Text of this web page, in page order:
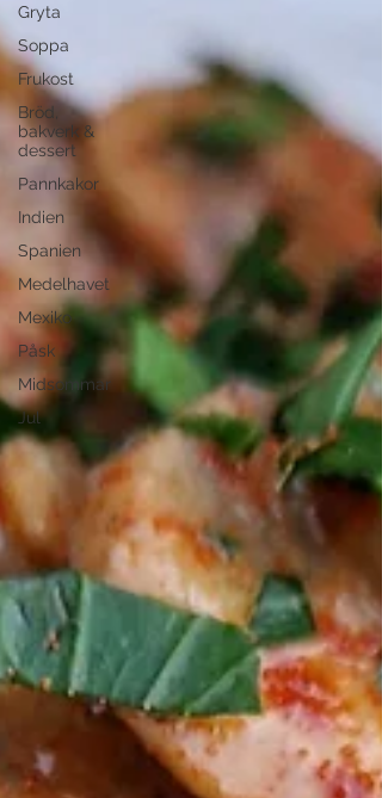
Gryta
Soppa
Frukost
Bröd,
bakverk &
dessert
Pannkakor
Indien
Spanien
Medelhavet
Mexiko
Påsk
Midsommar
Jul